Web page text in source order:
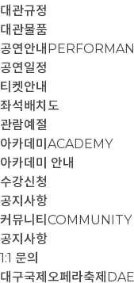
대관규정
대관물품
공연안내
공연일정
티켓안내
좌석배치도
관람예절
아카데미 ACADEMY
아카데미 안내
수강신청
공지사항
커뮤니티 COMMUNITY
공지사항
1:1 문의
대구국제오페라축제